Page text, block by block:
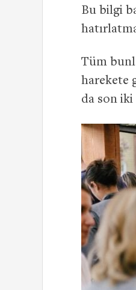
Bu bilgi
Tüm
harekete
da son iki